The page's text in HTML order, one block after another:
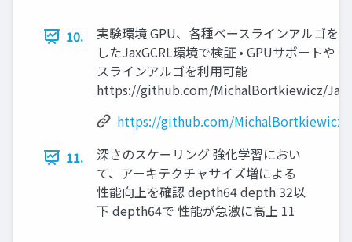
10.
実験環境 GPU、各種ベースラインアルゴを
したJaxGCRL環境で検証 • GPUサポートや
スラインアルゴを利用可能
https://github.com/MichalBortkiewicz/
https://github.com/MichalBortkiewicz/
11.
深さのスケーリング 強化学習におい
て、アーキテクチャサイズ増による
性能向上を確認 depth64 depth 32以
下 depth64で 性能が急激に高上 11